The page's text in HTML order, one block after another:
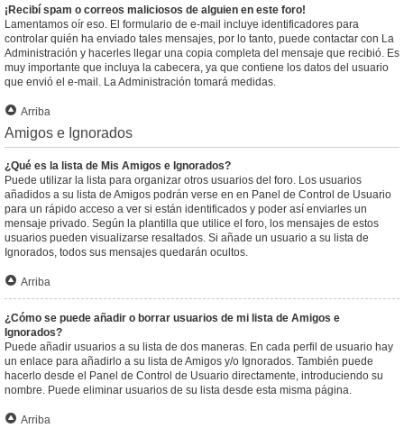
¡Recibí spam o correos maliciosos de alguien en este foro!
Lamentamos oír eso. El formulario de e-mail incluye identificadores para
controlar quién ha enviado tales mensajes, por lo tanto, puede contactar con La
Administración y hacerles llegar una copia completa del mensaje que recibió. Es
muy importante que incluya la cabecera, ya que contiene los datos del usuario
que envió el e-mail. La Administración tomará medidas.
Arriba
Amigos e Ignorados
¿Qué es la lista de Mis Amigos e Ignorados?
Puede utilizar la lista para organizar otros usuarios del foro. Los usuarios
añadidos a su lista de Amigos podrán verse en en Panel de Control de Usuario
para un rápido acceso a ver si están identificados y poder así enviarles un
mensaje privado. Según la plantilla que utilice el foro, los mensajes de estos
usuarios pueden visualizarse resaltados. Si añade un usuario a su lista de
Ignorados, todos sus mensajes quedarán ocultos.
Arriba
¿Cómo se puede añadir o borrar usuarios de mi lista de Amigos e
Ignorados?
Puede añadir usuarios a su lista de dos maneras. En cada perfil de usuario hay
un enlace para añadirlo a su lista de Amigos y/o Ignorados. También puede
hacerlo desde el Panel de Control de Usuario directamente, introduciendo su
nombre. Puede eliminar usuarios de su lista desde esta misma página.
Arriba